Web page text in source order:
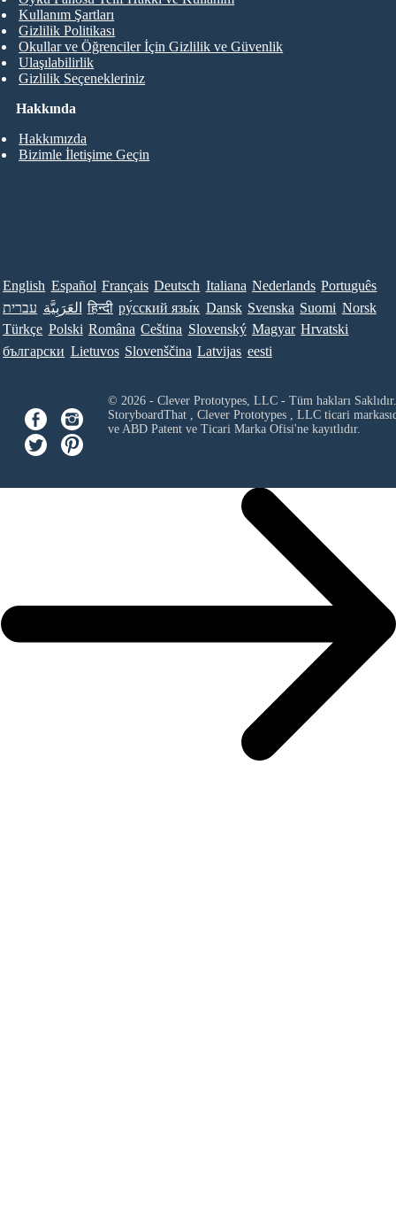
Hakkında
Hakkımızda
Bizimle İletişime Geçin
Kullanım Şartları
Gizlilik Politikası
Okullar ve Öğrenciler İçin Gizlilik ve Güvenlik
Ulaşılabilirlik
Gizlilik Seçenekleriniz
English Español Français Deutsch Italiana Nederlands Português
עברית العَرَبِيَّة हिन्दी ру́сский язы́к Dansk Svenska Suomi Norsk
Türkçe Polski Româna Ceština Slovenský Magyar Hrvatski
български Lietuvos Slovenščina Latvijas eesti
© 2026 - Clever Prototypes, LLC - Tüm hakları Saklıdır.
StoryboardThat , Clever Prototypes , LLCticari
ve ABD Patent ve Ticari Marka Ofisi'ne kayıtlıdır.